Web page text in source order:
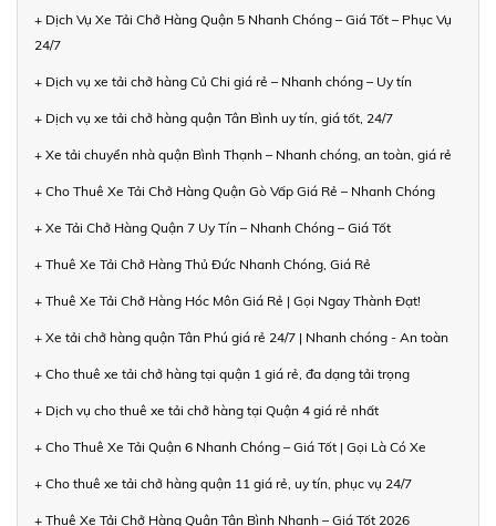
+ Dịch Vụ Xe Tải Chở Hàng Quận 5 Nhanh Chóng – Giá Tốt – Phục Vụ
24/7
+ Dịch vụ xe tải chở hàng Củ Chi giá rẻ – Nhanh chóng – Uy tín
+ Dịch vụ xe tải chở hàng quận Tân Bình uy tín, giá tốt, 24/7
+ Xe tải chuyển nhà quận Bình Thạnh – Nhanh chóng, an toàn, giá rẻ
+ Cho Thuê Xe Tải Chở Hàng Quận Gò Vấp Giá Rẻ – Nhanh Chóng
+ Xe Tải Chở Hàng Quận 7 Uy Tín – Nhanh Chóng – Giá Tốt
+ Thuê Xe Tải Chở Hàng Thủ Đức Nhanh Chóng, Giá Rẻ
+ Thuê Xe Tải Chở Hàng Hóc Môn Giá Rẻ | Gọi Ngay Thành Đạt!
+ Xe tải chở hàng quận Tân Phú giá rẻ 24/7 | Nhanh chóng - An toàn
+ Cho thuê xe tải chở hàng tại quận 1 giá rẻ, đa dạng tải trọng
+ Dịch vụ cho thuê xe tải chở hàng tại Quận 4 giá rẻ nhất
+ Cho Thuê Xe Tải Quận 6 Nhanh Chóng – Giá Tốt | Gọi Là Có Xe
+ Cho thuê xe tải chở hàng quận 11 giá rẻ, uy tín, phục vụ 24/7
+ Thuê Xe Tải Chở Hàng Quận Tân Bình Nhanh – Giá Tốt 2026